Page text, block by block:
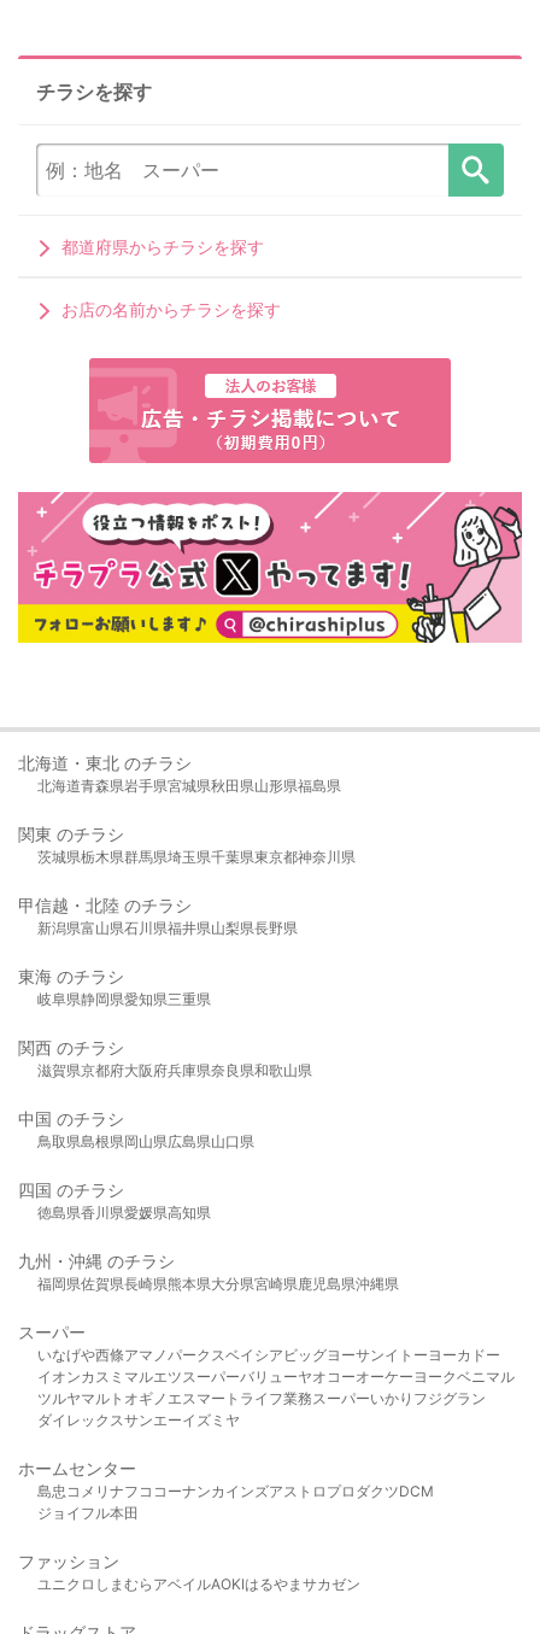
チラシを探す
都道府県からチラシを探す
お店の名前からチラシを探す
北海道・東北 のチラシ
北海道青森県岩手県宮城県秋田県山形県福島県
関東 のチラシ
茨城県栃木県群馬県埼玉県千葉県東京都神奈川県
甲信越・北陸 のチラシ
新潟県富山県石川県福井県山梨県長野県
東海 のチラシ
岐阜県静岡県愛知県三重県
関西 のチラシ
滋賀県京都府大阪府兵庫県奈良県和歌山県
中国 のチラシ
鳥取県島根県岡山県広島県山口県
四国 のチラシ
徳島県香川県愛媛県高知県
九州・沖縄 のチラシ
福岡県佐賀県長崎県熊本県大分県宮崎県鹿児島県沖縄県
スーパー
いなげや西條アマノパークスベイシア ビッグヨーサンイトーヨーカドー
イオンカスミ マルエツスーパーバリューヤオコーオーケー ヨークベニマル
ツルヤマルト オギノ エスマート ライフ業務スーパーいかり フジグラン
ダイレックスサンエーイズミヤ
ホームセンター
島忠 コメリ ナフコ コーナンカインズアストロプロダクツDCM
ジョイフル本田
ファッション
ユニクロ しまむら アベイルAOKIはるやま サカゼン